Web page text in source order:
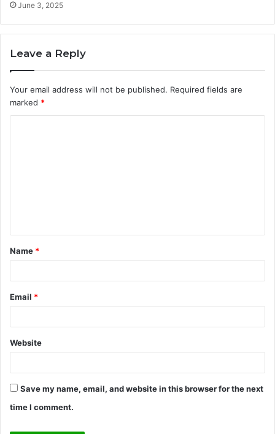
June 3, 2025
Leave a Reply
Your email address will not be published. Required fields are
marked *
t
*
Name *
Email *
Website
Save my name, email, and website in this browser for the next
time I comment.